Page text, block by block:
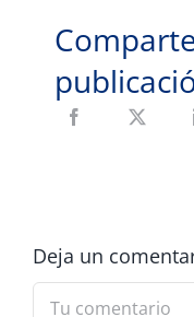
Deja un
Comment